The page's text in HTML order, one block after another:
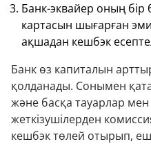
Банк-эквайер оның бір
картасын шығарған
ақшадан кешбэк
Банк өз капиталын
қолданады. Сонымен
және басқа тауарлар мен
жеткізушілерден
кешбэк төлей отырып,